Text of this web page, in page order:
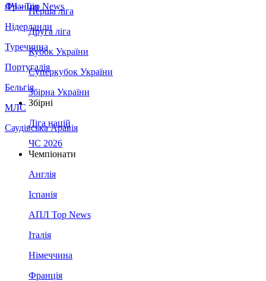
Франція
Нідерланди
Туреччина
Португалія
Бельгія
МЛС
Саудівська Аравія
ЛЧ - Top News
Перша ліга
Друга ліга
Кубок України
Суперкубок України
Збірна України
Збірні
Ліга націй
ЧС 2026
Чемпіонати
Англія
Іспанія
АПЛ Top News
Італія
Німеччина
Франція